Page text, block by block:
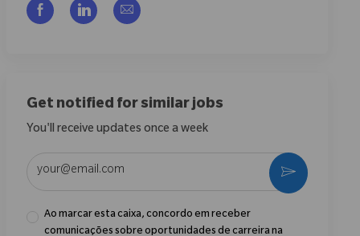
Compartilhar via Facebook
Compartilhar via LinkedIn
Compartilhar por e-mail
Get notified for similar jobs
You'll receive updates once a week
Ao marcar esta caixa, concordo em receber
comunicações sobre oportunidades de carreira na
Ativar